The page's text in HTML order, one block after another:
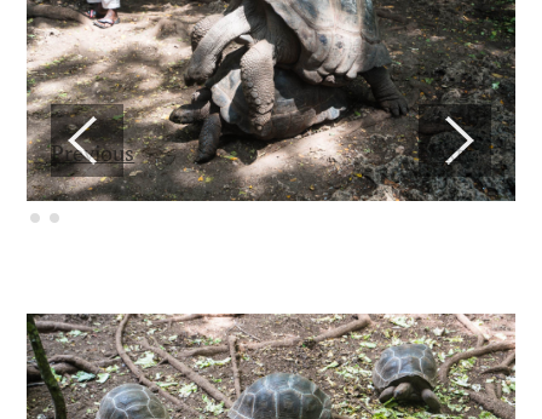
Previous Next